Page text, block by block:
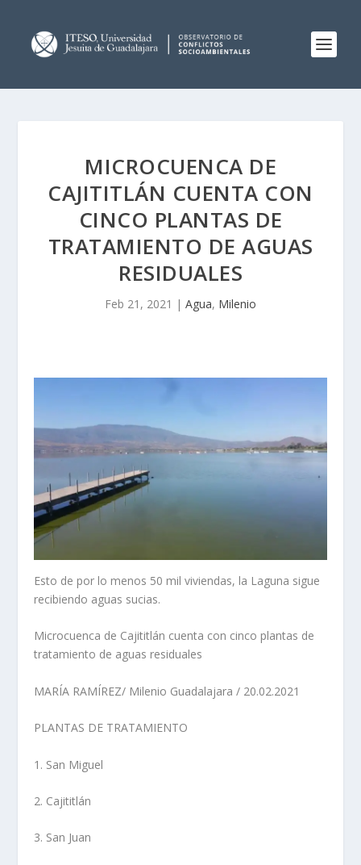
MICROCUENCA DE
CAJITITLÁN CUENTA CON
CINCO PLANTAS DE
TRATAMIENTO DE AGUAS
RESIDUALES
Feb 21, 2021 | Agua, Milenio
Esto de por lo menos 50 mil viviendas, la Laguna sigue
recibiendo aguas sucias.
Microcuenca de Cajititlán cuenta con cinco plantas de
tratamiento de aguas residuales
MARÍA RAMÍREZ/ Milenio Guadalajara / 20.02.2021
PLANTAS DE TRATAMIENTO
1. San Miguel
2. Cajititlán
3. San Juan